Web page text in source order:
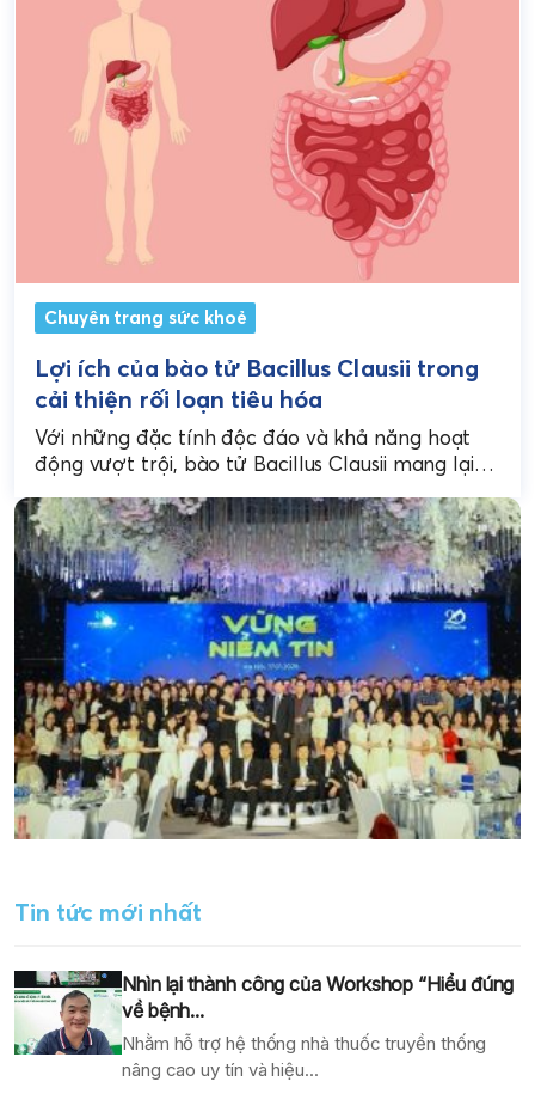
Chuyên trang sức khoẻ
Lợi ích của bào tử Bacillus Clausii trong
cải thiện rối loạn tiêu hóa
Với những đặc tính độc đáo và khả năng hoạt
động vượt trội, bào tử Bacillus Clausii mang lại
Tin tức mới nhất
Nhìn lại thành công của Workshop “Hiểu đúng
về bệnh...
Nhằm hỗ trợ hệ thống nhà thuốc truyền thống
nâng cao uy tín và hiệu...